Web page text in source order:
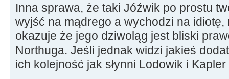
Inna sprawa, że taki Jóźwik po prostu
wyjść na mądrego a wychodzi na
okazuje że jego dziwoląg jest bliski
Northuga. Jeśli jednak widzi jakieś
ich kolejność jak słynni Lodowik i